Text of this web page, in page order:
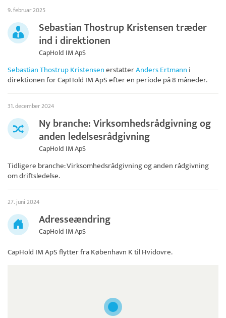
9. februar 2025
Sebastian Thostrup Kristensen træder
ind i direktionen
CapHold IM ApS
Sebastian Thostrup KristensenerstatterAnders Ertmann i
direktionen forCapHold IM ApSefter en periode på 8 måneder.
31. december 2024
Ny branche: Virksomhedsrådgivning og
anden ledelsesrådgivning
CapHold IM ApS
Tidligere branche: Virksomhedsrådgivning og anden rådgivning
om driftsledelse.
27. juni 2024
Adresseændring
CapHold IM ApS
CapHold IM ApSflytter fra København K til Hvidovre.